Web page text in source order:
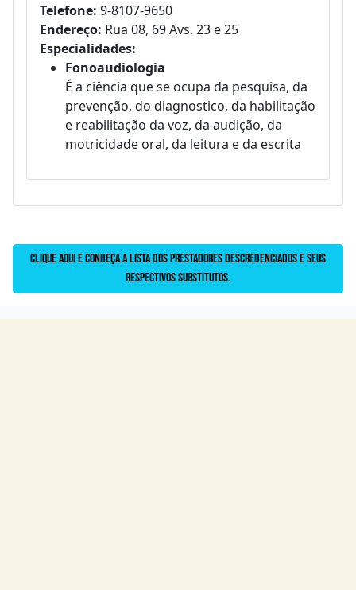
Telefone: 9-8107-9650
Endereço: Rua 08, 69 Avs. 23 e 25
Especialidades:
Fonoaudiologia
É a ciência que se ocupa da pesquisa, da
prevenção, do diagnostico, da habilitação
e reabilitação da voz, da audição, da
motricidade oral, da leitura e da escrita
Clique aqui e conheça a lista dos prestadores descredenciados e seus
respectivos substitutos.